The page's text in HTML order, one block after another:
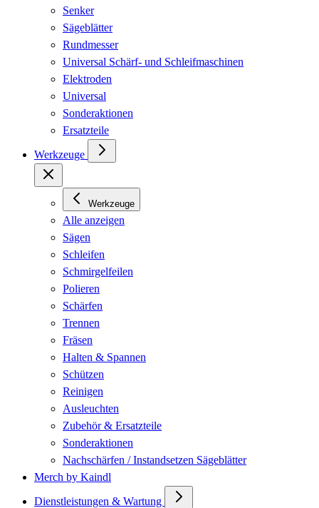
Senker
Sägeblätter
Rundmesser
Universal Schärf- und Schleifmaschinen
Elektroden
Universal
Sonderaktionen
Ersatzteile
Werkzeuge
Werkzeuge
Alle anzeigen
Sägen
Schleifen
Schmirgelfeilen
Polieren
Schärfen
Trennen
Fräsen
Halten & Spannen
Schützen
Reinigen
Ausleuchten
Zubehör & Ersatzteile
Sonderaktionen
Nachschärfen / Instandsetzen Sägeblätter
Merch by Kaindl
Dienstleistungen & Wartung